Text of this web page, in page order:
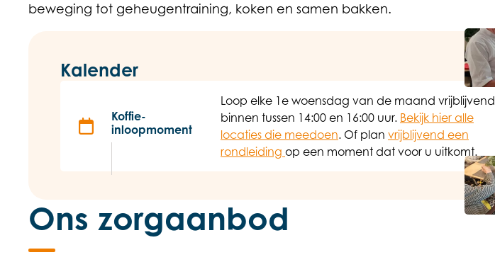
beweging tot geheugentraining, koken en samen bakken.
Kalender
Koffie-
inloopmoment
Loop elke 1e woensdag van de maand vrijblijvend
binnen tussen 14:00 en 16:00 uur. Bekijk hier alle
locaties die meedoen. Of plan vrijblijvend een
rondleiding op een moment dat voor u uitkomt.
Ons zorgaanbod